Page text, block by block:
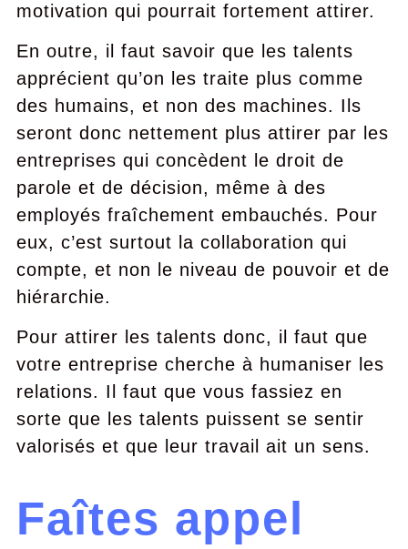
motivation qui pourrait fortement attirer.
En outre, il faut savoir que les talents
apprécient qu’on les traite plus comme
des humains, et non des machines. Ils
seront donc nettement plus attirer par les
entreprises qui concèdent le droit de
parole et de décision, même à des
employés fraîchement embauchés. Pour
eux, c’est surtout la collaboration qui
compte, et non le niveau de pouvoir et de
hiérarchie.
Pour attirer les talents donc, il faut que
votre entreprise cherche à humaniser les
relations. Il faut que vous fassiez en
sorte que les talents puissent se sentir
valorisés et que leur travail ait un sens.
Faîtes appel